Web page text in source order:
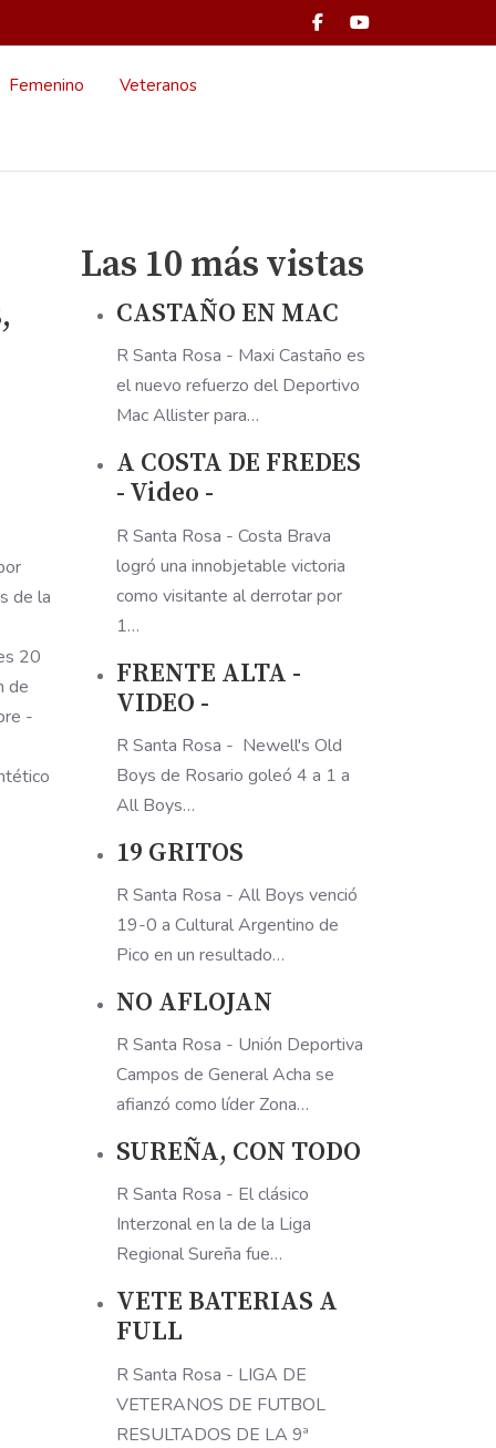
Femenino Veteranos
de la
20
de
-
Las 10 más vistas
CASTAÑO EN MAC
R Santa Rosa - Maxi Castaño es
el nuevo refuerzo del Deportivo
Mac Allister para…
A COSTA DE FREDES
- Video -
R Santa Rosa - Costa Brava
logró una innobjetable victoria
como visitante al derrotar por
1…
FRENTE ALTA -
VIDEO -
R Santa Rosa - Newell's Old
Boys de Rosario goleó 4 a 1 a
All Boys…
19 GRITOS
R Santa Rosa - All Boys venció
19-0 a Cultural Argentino de
Pico en un resultado…
NO AFLOJAN
R Santa Rosa - Unión Deportiva
Campos de General Acha se
afianzó como líder Zona…
SUREÑA, CON TODO
R Santa Rosa - El clásico
Interzonal en la de la Liga
Regional Sureña fue…
VETE BATERIAS A
FULL
R Santa Rosa - LIGA DE
VETERANOS DE FUTBOL
RESULTADOS DE LA 9ª